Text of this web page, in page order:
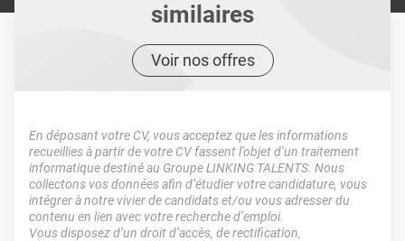
similaires
Voir nos offres
En déposant votre CV, vous acceptez que les informations
recueillies à partir de votre CV fassent l’objet d’un traitement
informatique destiné au Groupe LINKING TALENTS. Nous
collectons vos données afin d’étudier votre candidature, vous
intégrer à notre vivier de candidats et/ou vous adresser du
contenu en lien avec votre recherche d’emploi.
Vous disposez d’un droit d’accès, de rectification,